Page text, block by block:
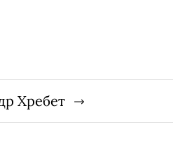
Хребет